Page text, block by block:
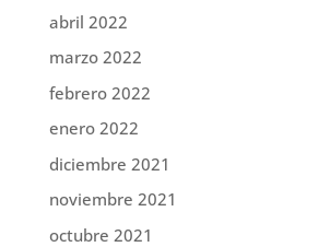
abril 2022
marzo 2022
febrero 2022
enero 2022
diciembre 2021
noviembre 2021
octubre 2021